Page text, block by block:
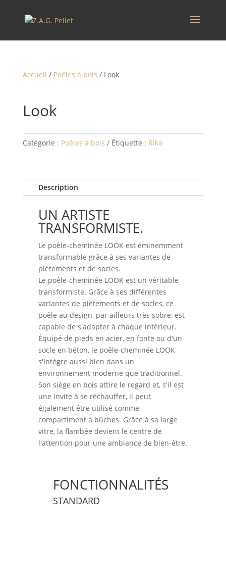
Accueil / Poêles à bois / Look
Look
Catégorie : Poêles à bois Étiquette : Rika
Description
UN ARTISTE
TRANSFORMISTE.
Le poêle-cheminée LOOK est éminemment
transformable grâce à ses variantes de
piètements et de socles.
Le poêle-cheminée LOOK est un véritable
transformiste. Grâce à ses différentes
variantes de piètements et de socles, ce
poêle au design, par ailleurs très sobre, est
capable de s'adapter à chaque intérieur.
Équipé de pieds en acier, en fonte ou d'un
socle en béton, le poêle-cheminée LOOK
s'intègre aussi bien dans un
environnement moderne que traditionnel.
Son siège en bois attire le regard et, s'il est
une invite à se réchauffer, il peut
également être utilisé comme
compartiment à bûches. Grâce à sa large
vitre, la flambée devient le centre de
l'attention pour une ambiance de bien-être.
FONCTIONNALITÉS
STANDARD